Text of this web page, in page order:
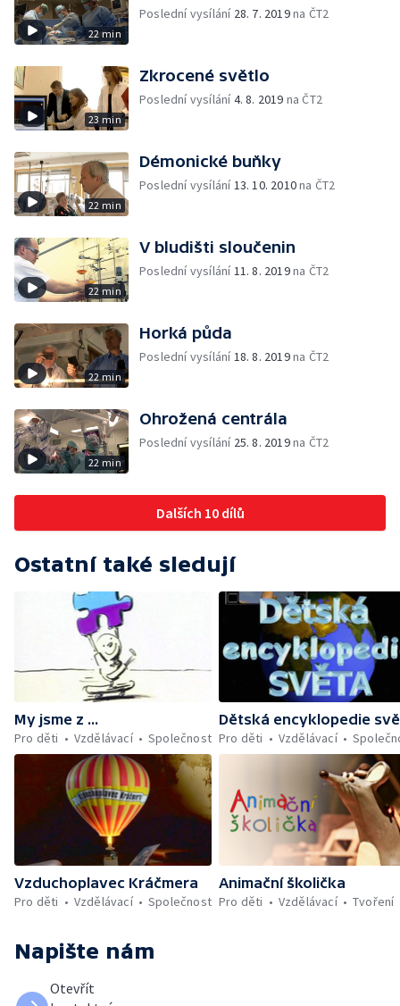
22 min
Poslední vysílání 28. 7. 2019na ČT2
23 min
Zkrocené světlo
Poslední vysílání4. 8. 2019 na ČT2
22 min
Démonické buňky
Poslední vysílání13. 10. 2010na ČT2
22 min
V bludišti sloučenin
Poslední vysílání11. 8. 2019na ČT2
22 min
Horká půda
Poslední vysílání18. 8. 2019na ČT2
22 min
Ohrožená centrála
Poslední vysílání 25. 8. 2019na ČT2
Dalších 10 dílů
Ostatní také sledují
My jsme z ...
Pro děti
Vzdělávací Společnost
Dětská encyklopedie
Pro děti
Vzdělávací
Vzduchoplavec Kráčmera
Pro děti
Vzdělávací Společnost
Animační školička
Pro děti
Vzdělávací Tvoření
Napište nám
Otevřít